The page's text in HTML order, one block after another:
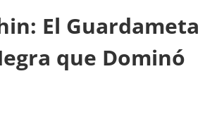
El Guardameta
que Dominó